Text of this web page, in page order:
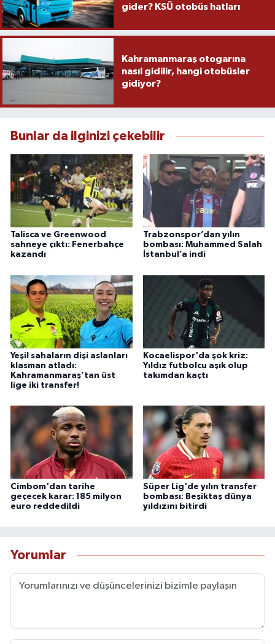
gider? KSÜ otobüs hatları
Kahramanmaraş otogarına
nasıl gidilir, hangi otobüsler
gidiyor?
Bunlar da ilginizi çekebilir
Talisca ve Greenwood
sahneye çıktı: Fenerbahçe
kazandı
Trabzonspor’dan yılın
bombası: Muhammed Salah
İstanbul’a indi
Yeşil sahaların dişi aslanları
klasman atladı:
Kahramanmaraş’tan üst
lige iki transfer!
Kocaelispor'da şok kriz:
Yıldız futbolcu aşık olup
takımdan kaçtı
Cimbom'dan tarihe
geçecek karar: 185 milyon
euro reddedildi
Süper Lig'de yılın transfer
bombası: Beşiktaş dünya
yıldızını bitirdi
Yorumlar